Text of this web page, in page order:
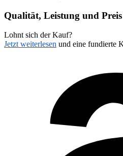
Qualität, Leistung und
Lohnt sich der Kauf?
Jetzt weiterlesen und eine fundierte